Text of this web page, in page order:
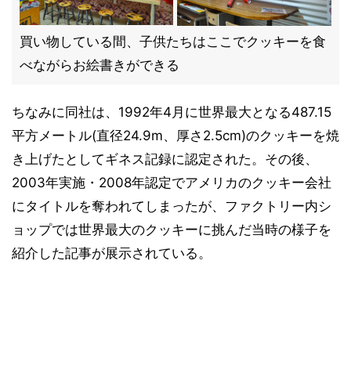
買い物している間、子供たちはここでクッキーを食
べながらお絵書きができる
ちなみに同社は、1992年4月に世界最大となる487.15
平方メートル(直径24.9m、厚さ2.5cm)のクッキーを焼
き上げたとしてギネス記録に認定された。その後、
2003年実施・2008年認定でアメリカのクッキー会社
にタイトルを奪われてしまったが、ファクトリー内シ
ョップでは世界最大のクッキーに挑んだ当時の様子を
紹介した記事が展示されている。